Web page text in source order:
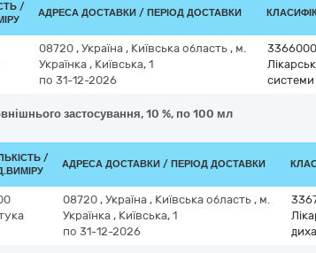
/
АДРЕСА ДОСТАВКИ / ПЕРІОД ДОСТАВКИ
08720 , Україна , Київська область , м.
Українка , Київська, 1
по 31-12-2026
системи
застосування, 10 %, по 100 мл
/
АДРЕСА ДОСТАВКИ / ПЕРІОД ДОСТАВКИ
08720 , Україна , Київська область , м.
Українка , Київська, 1
по 31-12-2026